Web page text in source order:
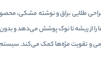
طلایی براق و نوشته مشکی،